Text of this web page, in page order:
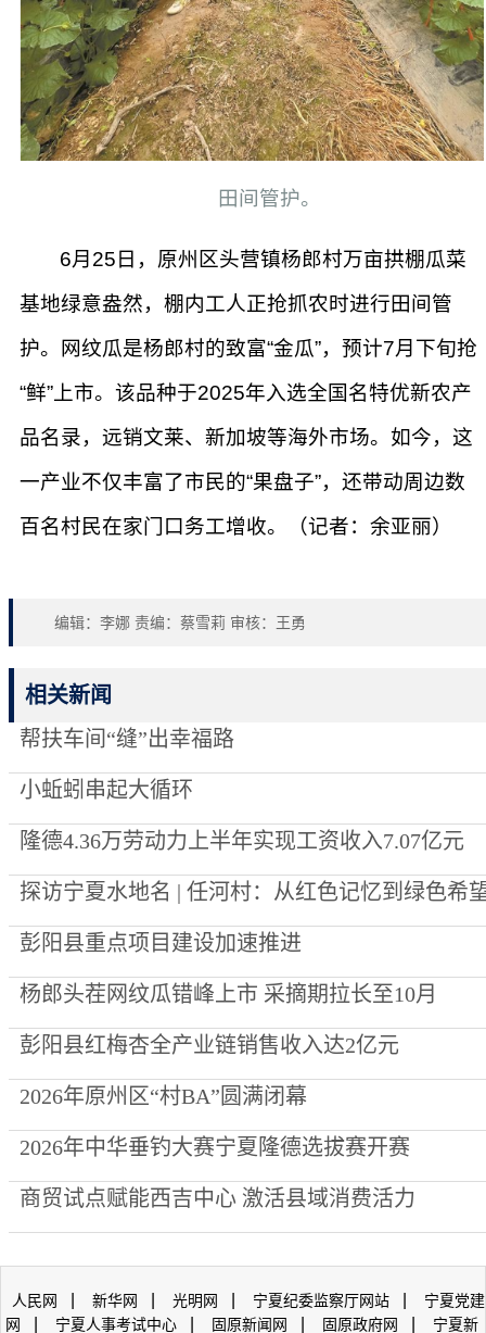
田间管护。​
6月25日，原州区头营镇杨郎村万亩拱棚瓜菜
基地绿意盎然，棚内工人正抢抓农时进行田间管
护。网纹瓜是杨郎村的致富“金瓜”，预计7月下旬抢
“鲜”上市。该品种于2025年入选全国名特优新农产
品名录，远销文莱、新加坡等海外市场。如今，这
一产业不仅丰富了市民的“果盘子”，还带动周边数
百名村民在家门口务工增收。（记者：余亚丽）
编辑：李娜 责编：蔡雪莉 审核：王勇
相关新闻
帮扶车间“缝”出幸福路
小蚯蚓串起大循环
隆德4.36万劳动力上半年实现工资收入7.07亿元
探访宁夏水地名 | 任河村：从红色记忆到绿色希
彭阳县重点项目建设加速推进
杨郎头茬网纹瓜错峰上市 采摘期拉长至10月
彭阳县红梅杏全产业链销售收入达2亿元
2026年原州区“村BA”圆满闭幕
2026年中华垂钓大赛宁夏隆德选拔赛开赛
商贸试点赋能西吉中心 激活县域消费活力
人民网 新华网 光明网 宁夏纪委监察厅网站
宁夏党建
网
宁夏人事考试中心 固原新闻网 固原政府网 宁夏新